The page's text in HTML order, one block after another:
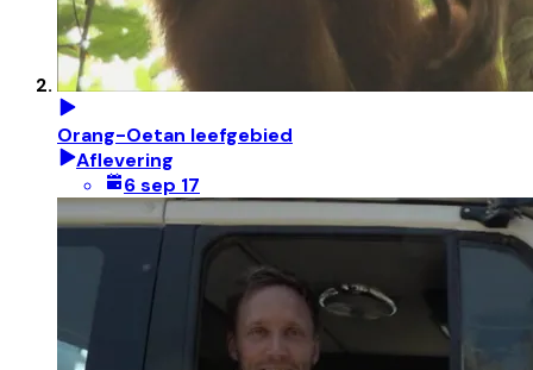
Orang-Oetan leefgebied
Aflevering
6 sep 17